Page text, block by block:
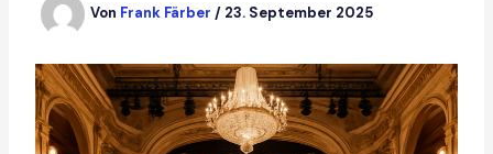
Von Frank Färber / 23. September 2025